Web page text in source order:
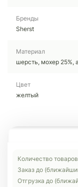
Бренды
Sherst
Материал
шерсть, мохер 25%,
Цвет
желтый
Количество
Заказ до
Отгрузка до